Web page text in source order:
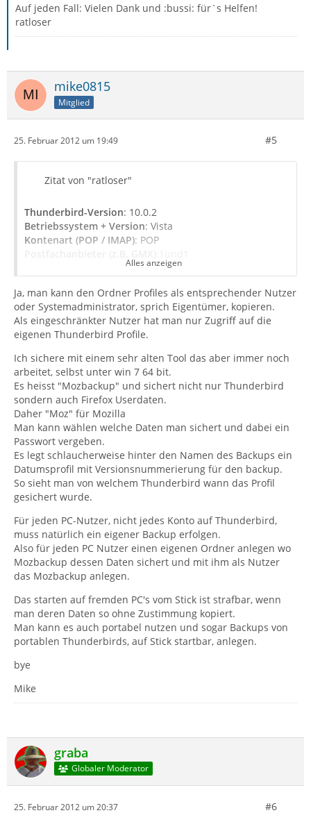
Auf jeden Fall: Vielen Dank und :bussi: für`s Helfen!
ratloser
mike0815
Mitglied
25. Februar 2012 um 19:49 #5
Zitat von "ratloser"
Thunderbird-Version: 10.0.2
Betriebssystem + Version: Vista
Kontenart (POP / IMAP): POP
Hallo an die Freaks,
vor kurzem hatte ich ein Problem beim Booten meines
PCs, ich hatte schon Sorge, die Festplatte ist hinüber.
ich, wie ich meine Mails auf einem USB-Stick sichern
kann. Ich dachte zuerst daran, die entsprechenden
Ordner per rechter Maustaste einfach zu kopieren, aber
das geht nicht. Jetzt habe ich im Explorer endlich den
Ort gefunden, wo die Mails anscheindend von TB
gespeichert werden:
Thunderbird/Profiles/43itlf0d.default/Mail
Kann ich diesen "Mail"-Ordner nun einfach kopieren
und sind dann meine Nachrichten auf dem Stick? Ich
habe keine Indizien gefunden, dass dort wirklich
Nachrichten gespeichert sind, wie z. B. Betreffinhalte,
Absender, o. ä.
In welchem Format werden die Nachrichten eigentlich
gespeichert? Wie kann man sie wieder lesen, wenn man
sie an einem anderen Ort (USB-Stick) gesichert hat?
Ich suche eine möglichst einfache Vorgehensweise, bin
leider kein Profi.
Hoffe, Ihr könnt mir helfen!
LG
ratloser
Alles anzeigen
Ja, man kann den Ordner Profiles als entsprechender Nutzer
oder Systemadministrator, sprich Eigentümer, kopieren.
Als eingeschränkter Nutzer hat man nur Zugriff auf die
eigenen Thunderbird Profile.
Ich sichere mit einem sehr alten Tool das aber immer noch
arbeitet, selbst unter win 7 64 bit.
Es heisst "Mozbackup" und sichert nicht nur Thunderbird
sondern auch Firefox Userdaten.
Daher "Moz" für Mozilla
Man kann wählen welche Daten man sichert und dabei ein
Passwort vergeben.
Es legt schlaucherweise hinter den Namen des Backups ein
Datumsprofil mit Versionsnummerierung für den backup.
So sieht man von welchem Thunderbird wann das Profil
gesichert wurde.
Für jeden PC-Nutzer, nicht jedes Konto auf Thunderbird,
muss natürlich ein eigener Backup erfolgen.
Also für jeden PC Nutzer einen eigenen Ordner anlegen wo
Mozbackup dessen Daten sichert und mit ihm als Nutzer
das Mozbackup anlegen.
Das starten auf fremden PC's vom Stick ist strafbar, wenn
man deren Daten so ohne Zustimmung kopiert.
Man kann es auch portabel nutzen und sogar Backups von
portablen Thunderbirds, auf Stick startbar, anlegen.
bye
Mike
graba
Globaler Moderator
25. Februar 2012 um 20:37 #6